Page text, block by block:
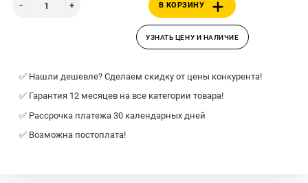
В КОРЗИНУ
УЗНАТЬ ЦЕНУ И НАЛИЧИЕ
✅ Нашли дешевле? Сделаем скидку от цены конкурента!
✅ Гарантия 12 месяцев на все категории товара!
✅ Рассрочка платежа 30 календарных дней
✅ Возможна постоплата!